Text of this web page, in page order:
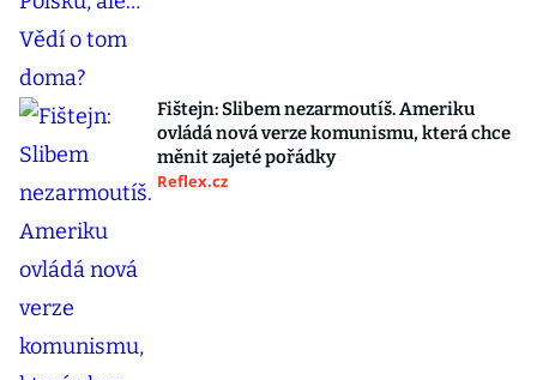
Fištejn: Slibem nezarmoutíš. Ameriku
ovládá nová verze komunismu, která chce
měnit zajeté pořádky
Reflex.cz